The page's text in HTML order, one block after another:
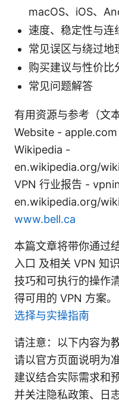
macOS、iOS、
速度、稳定性与连
常见误区与绕过地
购买建议与性价比
常见问题解答
有用资源与参考（文
Website -
Wikipedia -
en.wikipedia.org/
VPN 行业报告 -
en.wikipedia.org/
www.bell.ca
本篇文章将带你通过
入口 及相关 VPN 知
技巧和可执行的操作
得可用的 VPN 方案。
选择与实操指南
请注意：以下内容为
请以官方页面说明为
建议结合实际需求和
并关注隐私政策、日